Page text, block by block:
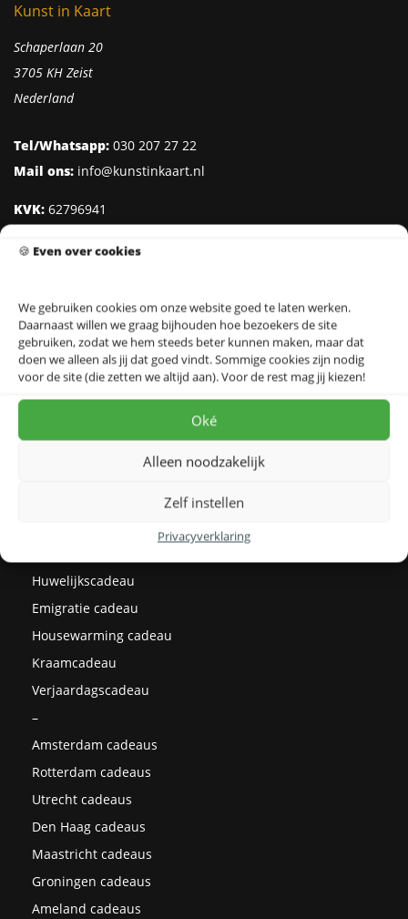
🍪 Even over cookies
We gebruiken cookies om onze website goed te laten werken.
Daarnaast willen we graag bijhouden hoe bezoekers de site
gebruiken, zodat we hem steeds beter kunnen maken, maar dat
doen we alleen als jij dat goed vindt. Sommige cookies zijn nodig
voor de site (die zetten we altijd aan). Voor de rest mag jij kiezen!
Oké
Alleen noodzakelijk
Zelf instellen
Privacyverklaring
Kunst in Kaart
Schaperlaan 20
3705 KH Zeist
Nederland
Tel/Whatsapp: 030 207 27 22
Mail ons: info@kunstinkaart.nl
KVK: 62796941
IBAN:NL95 INGB 0006 8527 18
Klantenservice
Over Kunst in Kaart
Prijzen
Huwelijkscadeau
Emigratie cadeau
Housewarming cadeau
Kraamcadeau
Verjaardagscadeau
–
Amsterdam cadeaus
Rotterdam cadeaus
Utrecht cadeaus
Den Haag cadeaus
Maastricht cadeaus
Groningen cadeaus
Ameland cadeaus